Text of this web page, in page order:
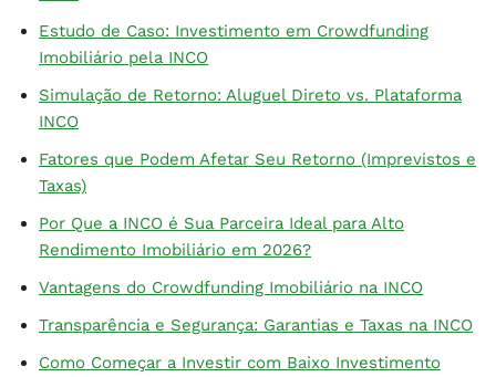
Estudo de Caso: Investimento em Crowdfunding
Imobiliário pela INCO
Simulação de Retorno: Aluguel Direto vs. Plataforma
INCO
Fatores que Podem Afetar Seu Retorno (Imprevistos e
Taxas)
Por Que a INCO é Sua Parceira Ideal para Alto
Rendimento Imobiliário em 2026?
Vantagens do Crowdfunding Imobiliário na INCO
Transparência e Segurança: Garantias e Taxas na INCO
Como Começar a Investir com Baixo Investimento